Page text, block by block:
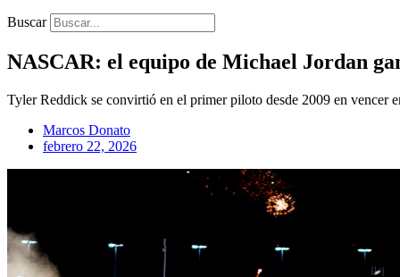
Buscar
NASCAR: el equipo de Michael Jordan
Tyler Reddick se convirtió en el primer piloto desde 2009 en vencer
Marcos Donato
febrero 22, 2026